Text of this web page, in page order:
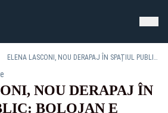
ELENA LASCONI, NOU DERAPAJ ÎN SPAȚIUL PUBLIC: BOLOJAN E INTERIMAR DATORITĂ MIE
NOU DERAPAJ ÎN
BOLOJAN E